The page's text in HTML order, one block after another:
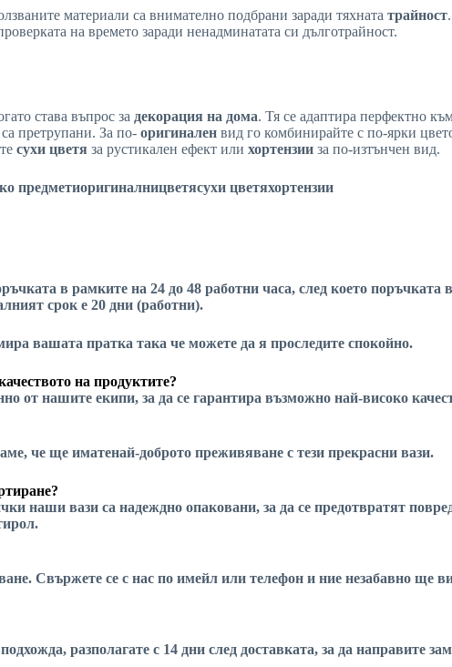
материали са внимателно подбрани заради тяхната трайност
на времето заради ненадминатата си дълготрайност.
става въпрос за декорация на дома. Тя се адаптира перфектно
претрупани. За по- оригинален вид го комбинирайте с по-ярки
сухи цветя за рустикален ефект или хортензии за по-изтънчен вид.
предметиоригиналницветясухи цветяхортензии
в рамките на 24 до 48 работни часа, след което
срок е 20 дни (работни).
вашата пратка така че можете да я проследите спокойно.
на продуктите?
от нашите екипи, за да се гарантира възможно най-високо
че ще иматенай-доброто преживяване с тези прекрасни вази.
наши вази са надеждно опаковани, за да се предотвратят
Свържете се с нас по имейл или телефон и ние незабавно
разполагате с 14 дни след доставката, за да направите